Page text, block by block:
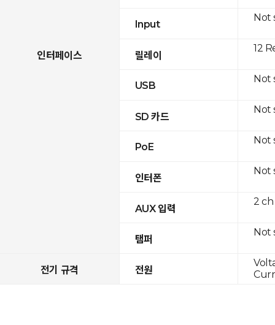
인터페이스
Input
릴레이
USB
SD 카드
PoE
인터폰
AUX 입력
탬퍼
전기 규격 전원
Not
12
Not
Not
Not
Not
2
Not